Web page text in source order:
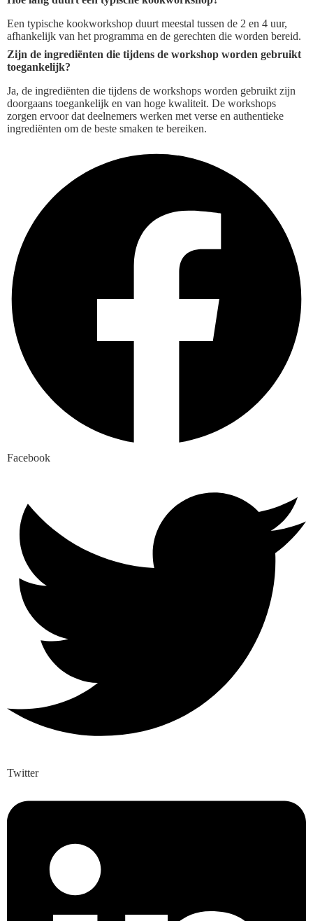
Een typische kookworkshop duurt meestal tussen de 2 en 4 uur,
afhankelijk van het programma en de gerechten die worden bereid.
Zijn de ingrediënten die tijdens de workshop worden gebruikt
toegankelijk?
Ja, de ingrediënten die tijdens de workshops worden gebruikt zijn
doorgaans toegankelijk en van hoge kwaliteit. De workshops
zorgen ervoor dat deelnemers werken met verse en authentieke
ingrediënten om de beste smaken te bereiken.
Facebook
Twitter